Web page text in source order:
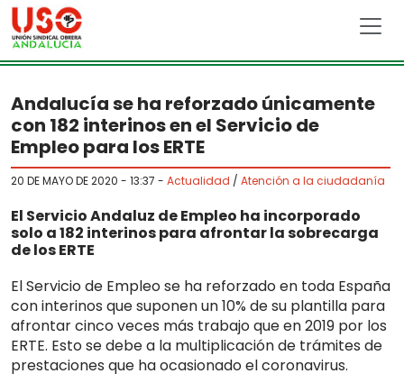
Skip to main content
Andalucía se ha reforzado únicamente
con 182 interinos en el Servicio de
Empleo para los ERTE
20 DE MAYO DE 2020 - 13:37 - Actualidad / Atención a la ciudadanía
El Servicio Andaluz de Empleo ha incorporado
solo a 182 interinos para afrontar la sobrecarga
de los ERTE
El Servicio de Empleo se ha reforzado en toda España
con interinos que suponen un 10% de su plantilla para
afrontar cinco veces más trabajo que en 2019 por los
ERTE. Esto se debe a la multiplicación de trámites de
prestaciones que ha ocasionado el coronavirus.